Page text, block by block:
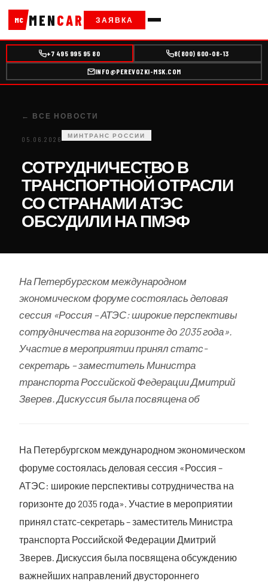
MC MENCAR ЗАЯВКА
+7 495 995 95 80 8(800) 600-08-13
INFO@PEREVOZKI-MSK.COM
← ВСЕ НОВОСТИ
05.06.2026 МИНТРАНС РОССИИ
СОТРУДНИЧЕСТВО В
ТРАНСПОРТНОЙ ОТРАСЛИ
СО СТРАНАМИ АТЭС
ОБСУДИЛИ НА ПМЭФ
На Петербургском международном
экономическом форуме состоялась деловая
сессия «Россия – АТЭС: широкие перспективы
сотрудничества на горизонте до 2035 года».
Участие в мероприятии принял статс-
секретарь – заместитель Министра
транспорта Российской Федерации Дмитрий
Зверев. Дискуссия была посвящена об
На Петербургском международном экономическом
форуме состоялась деловая сессия «Россия –
АТЭС: широкие перспективы сотрудничества на
горизонте до 2035 года». Участие в мероприятии
принял статс-секретарь – заместитель Министра
транспорта Российской Федерации Дмитрий
Зверев. Дискуссия была посвящена обсуждению
важнейших направлений двустороннего